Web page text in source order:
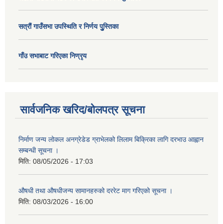
सत्राैं गाउँसभा उपस्थिति र निर्णय पुु्स्तिका
गाँउ सभाबाट गरिएका निण्रृय
सार्वजनिक खरिद/बोलपत्र सूचना
निर्माण जन्य लोकल अनग्रेडेड ग्राभेलको लिलाम बिक्रिका लागि दरभाउ आह्वान
सम्बन्धी सूचना ।
मिति: 08/05/2026 - 17:03
औषधी तथा औषधीजन्य सामानहरुको दररेट माग गरिएको सूचना ।
मिति: 08/03/2026 - 16:00